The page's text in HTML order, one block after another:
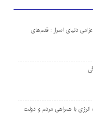
دنیای اسرار : قدم‌های
انرژی با همراهی مردم و دولت